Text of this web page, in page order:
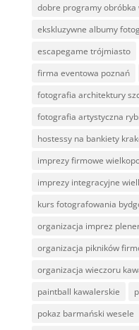
dobre programy obróbka
ekskluzywne albumy
escapegame trójmiasto
firma eventowa poznań
fotografia architektury
fotografia artystyczna
hostessy na bankiety
imprezy firmowe
imprezy integracyjne
kurs fotografowania
organizacja imprez
organizacja pikników
organizacja wieczoru
paintball kawalerskie
pokaz barmański wesele